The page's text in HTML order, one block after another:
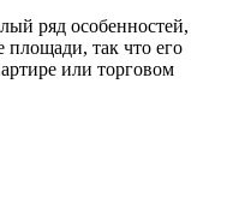
ряд особенностей,
площади, так что его
или торговом